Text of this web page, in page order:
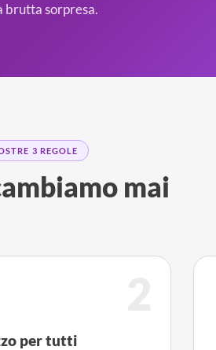
brutta sorpresa.
3 REGOLE
mai
per tutti